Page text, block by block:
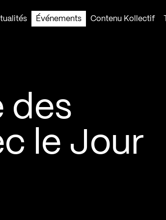
Événements Contenu Kollectif
des
le Jour